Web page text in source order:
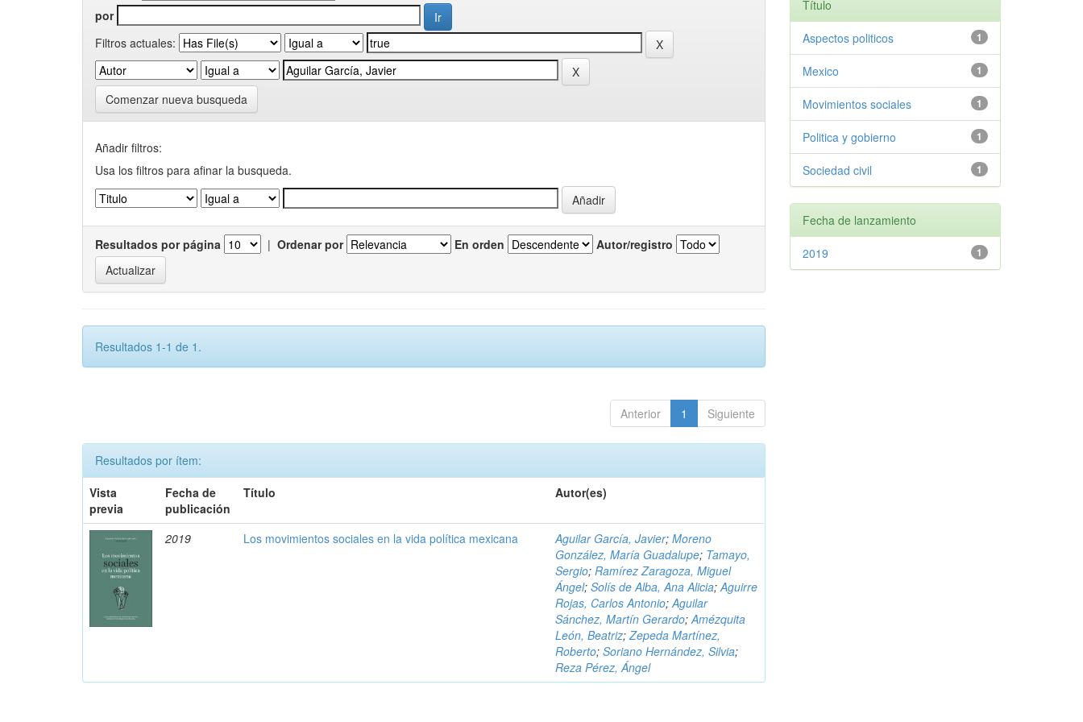
por
Filtros actuales:
Comenzar nueva busqueda
Añadir filtros:
Usa los filtros para afinar la busqueda.
Resultados por página | Ordenar por En orden Autor/registro
Resultados 1-1 de 1.
Anterior 1 Siguiente
Resultados por ítem:
Vista
previa
Fecha de
publicación
Título Autor(es)
2019 Los movimientos sociales en la vida política mexicana Aguilar García, Javier;Moreno
González, María Guadalupe; Tamayo,
Sergio;Ramírez Zaragoza, Miguel
Ángel;Solís de Alba, Ana Alicia;Aguirre
Rojas, Carlos Antonio;Aguilar
Sánchez, Martín Gerardo;Amézquita
León, Beatriz;Zepeda Martínez,
Roberto;Soriano Hernández, Silvia;
Reza Pérez, Ángel
Título
1
Aspectos politicos
1
Mexico
1
Movimientos sociales
1
Politica y gobierno
1
Sociedad civil
Fecha de lanzamiento
1
2019